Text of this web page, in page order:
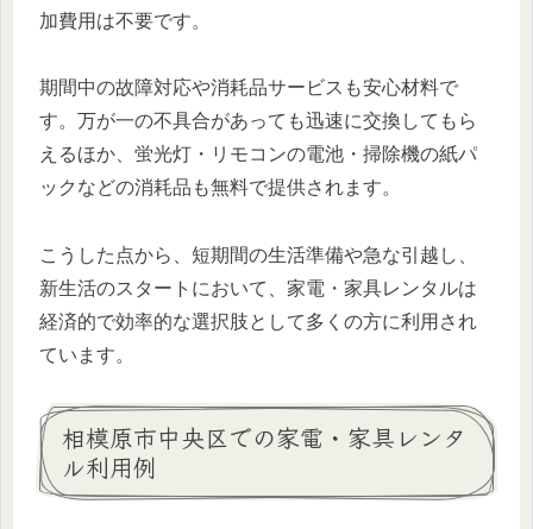
加費用は不要です。
期間中の故障対応や消耗品サービスも安心材料で
す。万が一の不具合があっても迅速に交換してもら
えるほか、蛍光灯・リモコンの電池・掃除機の紙パ
ックなどの消耗品も無料で提供されます。
こうした点から、短期間の生活準備や急な引越し、
新生活のスタートにおいて、家電・家具レンタルは
経済的で効率的な選択肢として多くの方に利用され
ています。
相模原市中央区での家電・家具レンタ
ル利用例